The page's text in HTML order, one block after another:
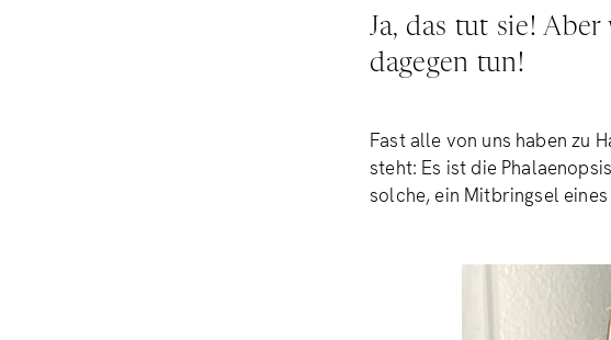
Ja, das tut sie!
dagegen tun!
Fast alle von uns haben zu
steht: Es ist die
solche, ein Mitbringsel eines